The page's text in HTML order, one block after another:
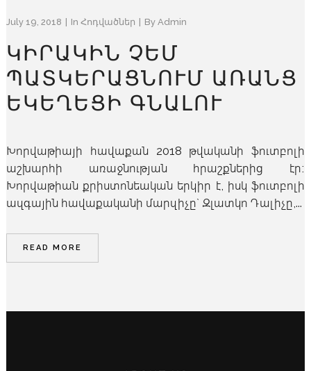
July 19, 2018 In Հոդվածներ By Admin
ԿԻՐԱԿԻՆ ՉԵՄ
ՊԱՏԿԵՐԱՑՆՈՒՄ ԱՌԱՆՑ
ԵԿԵՂԵՑԻ ԳՆԱԼՈՒ
Խորվաթիայի հավաքան 2018 թվականի ֆուտբոլի
աշխարհի առաջնության հրաշքներից էր։
Խորվաթիան քրիստոնեական երկիր է, իսկ ֆուտբոլի
ազգային հավաքականի մարզիչը` Զլատկո Դալիչը,...
READ MORE